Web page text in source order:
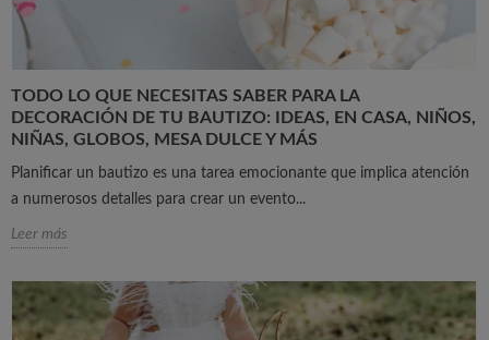
TODO LO QUE NECESITAS SABER PARA LA
DECORACIÓN DE TU BAUTIZO: IDEAS, EN CASA, NIÑOS,
NIÑAS, GLOBOS, MESA DULCE Y MÁS
Planificar un bautizo es una tarea emocionante que implica atención
a numerosos detalles para crear un evento...
Leer más